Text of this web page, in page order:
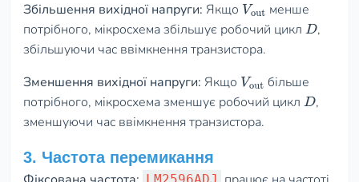
Збільшення вихідної напруги: Якщо Vout менше
потрібного, мікросхема збільшує робочий цикл D,
збільшуючи час ввімкнення транзистора.
Зменшення вихідної напруги: Якщо Vout більше
потрібного, мікросхема зменшує робочий цикл D,
зменшуючи час ввімкнення транзистора.
3. Частота перемикання